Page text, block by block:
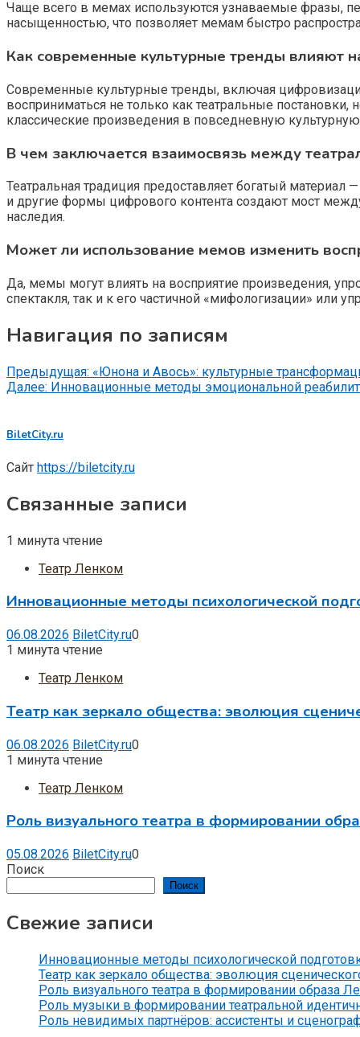
Чаще всего в мемах используются узнаваемые фразы,
насыщенностью, что позволяет мемам быстро
Как современные культурные тренды влияют
Современные культурные тренды, включая
восприниматься не только как театральные постановки,
классические произведения в повседневную
В чем заключается взаимосвязь между
Театральная традиция предоставляет богатый
и другие формы цифрового контента создают мост
наследия.
Может ли использование мемов изменить
Да, мемы могут влиять на восприятие произведения,
спектакля, так и к его частичной «мифологизации» или
Навигация по записям
Предыдущая: «Юнона и Авось»: культурные
Далее: Инновационные методы эмоциональной
BiletCity.ru
Сайт https://biletcity.ru
Связанные записи
1 минута чтение
Театр Ленком
Инновационные методы психологической
06.08.2026 BiletCity.ru0
1 минута чтение
Театр Ленком
Театр как зеркало общества: эволюция
06.08.2026 BiletCity.ru0
1 минута чтение
Театр Ленком
Роль визуального театра в формировании
05.08.2026 BiletCity.ru0
Поиск
Поиск
Свежие записи
Инновационные методы психологической
Театр как зеркало общества: эволюция
Роль визуального театра в формировании образа
Роль музыки в формировании театральной
Роль невидимых партнёров: ассистенты и